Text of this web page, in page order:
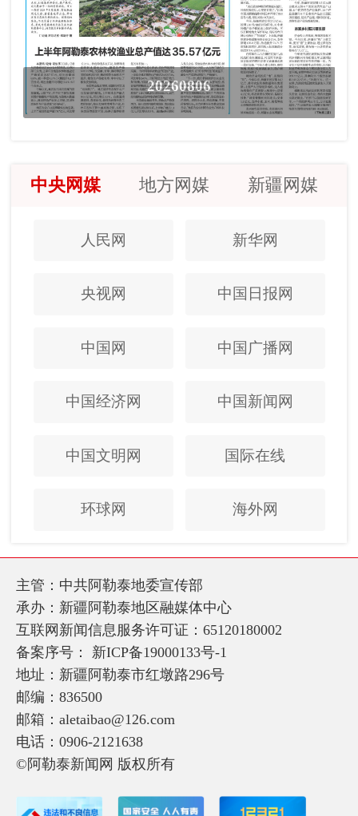
20260806
中央网媒 地方网媒 新疆网媒
人民网 新华网
央视网 中国日报网
中国网 中国广播网
中国经济网 中国新闻网
中国文明网 国际在线
环球网 海外网
主管：中共阿勒泰地委宣传部
承办：新疆阿勒泰地区融媒体中心
互联网新闻信息服务许可证：65120180002
备案序号： 新ICP备19000133号-1
地址：新疆阿勒泰市红墩路296号
邮编：836500
邮箱：aletaibao@126.com
电话：0906-2121638
©阿勒泰新闻网 版权所有